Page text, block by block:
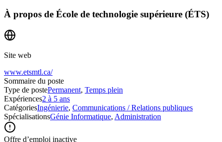
À propos de École de technologie supérieure (ÉTS)
Site web
www.etsmtl.ca/
Sommaire du poste
Type de postePermanent, Temps plein
Expériences2 à 5 ans
CatégoriesIngénierie, Communications / Relations publiques
SpécialisationsGénie Informatique, Administration
Offre d’emploi inactive